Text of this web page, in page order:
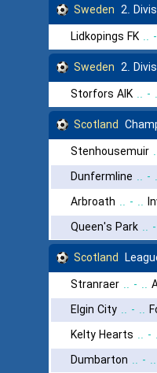
Sweden 2.
Lidkopings FK .. -
Sweden 2.
Storfors AIK .. -
Scotland
Stenhousemuir
Dunfermline .. -
Arbroath .. - ..
Queen's Park .. -
Scotland
Stranraer .. - ..
Elgin City .. - ..
Kelty Hearts .. -
Dumbarton .. - ..